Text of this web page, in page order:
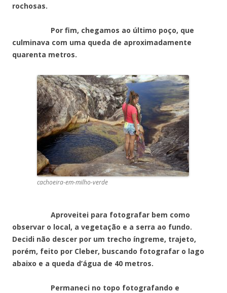
rochosas.
Por fim, chegamos ao último poço, que
culminava com uma queda de aproximadamente
quarenta metros.
cachoeira-em-milho-verde
Aproveitei para fotografar bem como
observar o local, a vegetação e a serra ao fundo.
Decidi não descer por um trecho íngreme, trajeto,
porém, feito por Cleber, buscando fotografar o lago
abaixo e a queda d’água de 40 metros.
Permaneci no topo fotografando e